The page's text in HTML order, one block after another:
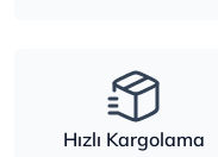
Hızlı Kargolama